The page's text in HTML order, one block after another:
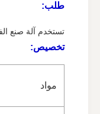
طلب:
تستخدم آلة صنع
تخصيص:
مواد